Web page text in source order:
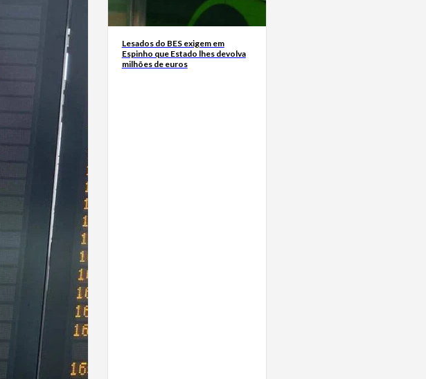
Lesados do BES exigem em
Espinho que Estado lhes devolva
milhões de euros